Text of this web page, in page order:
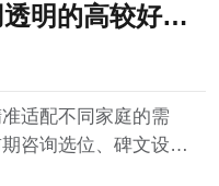
明的高较好墓
适配不同家庭的需
咨询选位、碑文设